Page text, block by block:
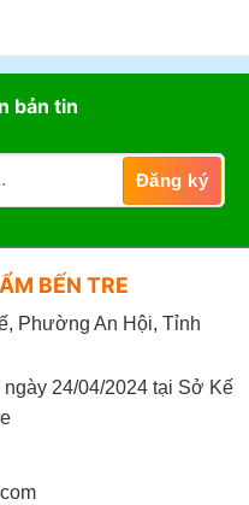
bản tin
BẾN TRE
Phường An Hội, Tỉnh
24/04/2024 tại Sở Kế